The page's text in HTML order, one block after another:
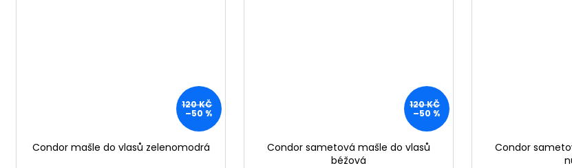
120 KČ
–50 %
Condor mašle do vlasů zelenomodrá
120 KČ
–50 %
Condor sametová mašle do vlasů
béžová
Condor